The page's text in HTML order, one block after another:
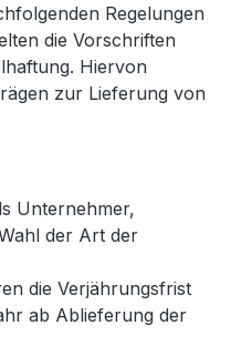
Regelungen
die Vorschriften
Hiervon
zur Lieferung von
Unternehmer,
der Art der
die Verjährungsfrist
ab Ablieferung der